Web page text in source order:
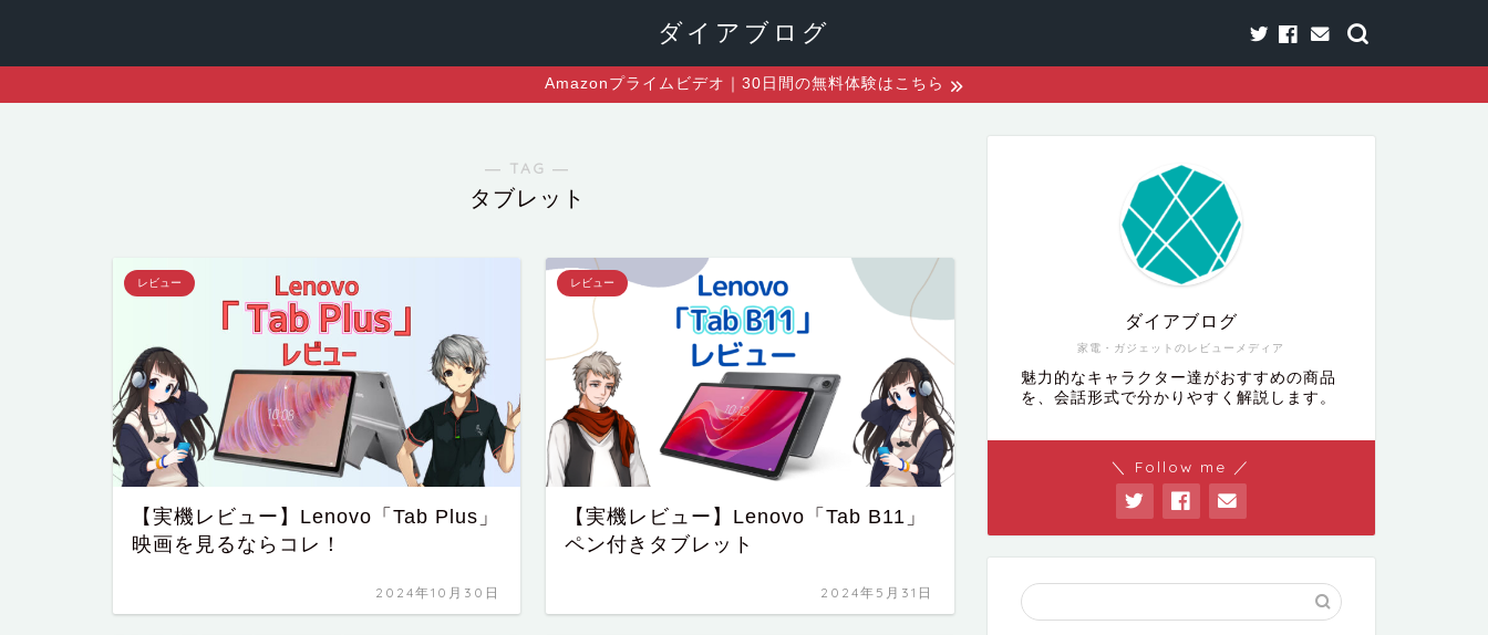
ダイアブログ
Amazonプライムビデオ｜30日間の無料体験はこちら
― TAG ―
タブレット
レビュー
【実機レビュー】Lenovo「Tab Plus」
映画を見るならコレ！
2024年10月30日
レビュー
【実機レビュー】Lenovo「Tab B11」
ペン付きタブレット
2024年5月31日
家電・ガジェットのレビューメディア
ダイアブログ
魅力的なキャラクター達がおすすめの商品
を、会話形式で分かりやすく解説します。
＼ Follow me ／